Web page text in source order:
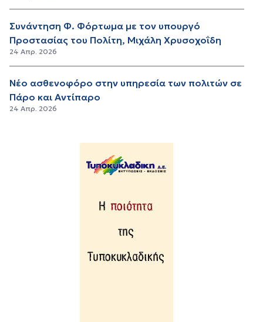
Συνάντηση Φ. Φόρτωμα με τον υπουργό
Προστασίας του Πολίτη, Μιχάλη Χρυσοχοΐδη
24 Απρ. 2026
Νέο ασθενοφόρο στην υπηρεσία των πολιτών σε
Πάρο και Αντίπαρο
24 Απρ. 2026